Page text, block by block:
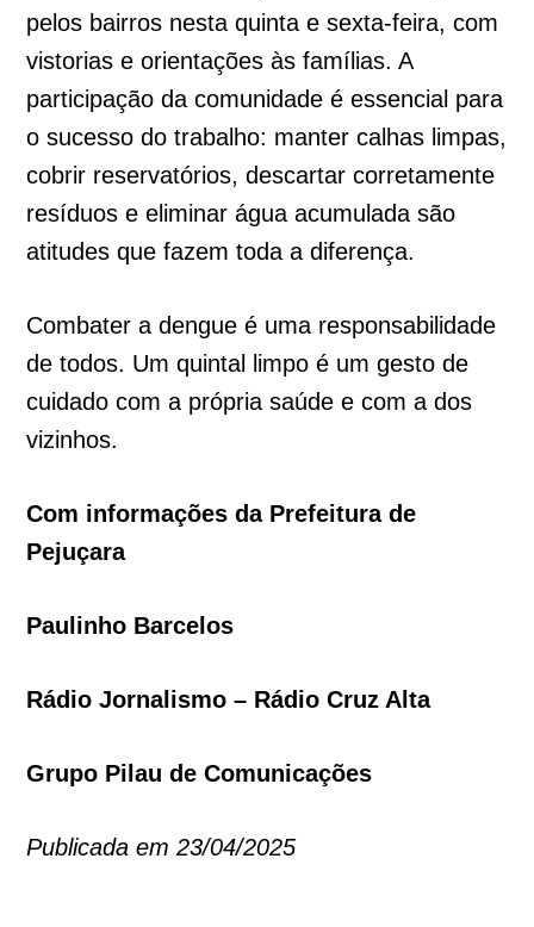
pelos bairros nesta quinta e sexta-feira, com
vistorias e orientações às famílias. A
participação da comunidade é essencial para
o sucesso do trabalho: manter calhas limpas,
cobrir reservatórios, descartar corretamente
resíduos e eliminar água acumulada são
atitudes que fazem toda a diferença.
Combater a dengue é uma responsabilidade
de todos. Um quintal limpo é um gesto de
cuidado com a própria saúde e com a dos
vizinhos.
Com informações da Prefeitura de
Pejuçara
Paulinho Barcelos
Rádio Jornalismo – Rádio Cruz Alta
Grupo Pilau de Comunicações
Publicada em 23/04/2025